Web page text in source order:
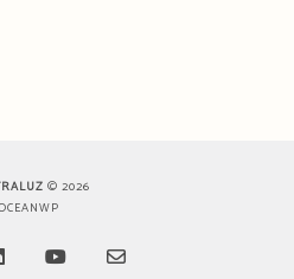
© 2026